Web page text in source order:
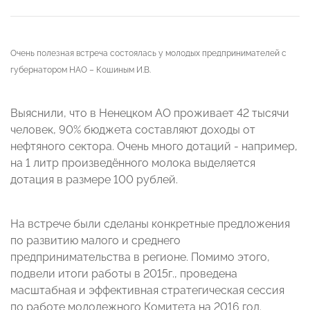
Очень полезная встреча состоялась у молодых предпринимателей с
губернатором НАО – Кошиным И.В.
Выяснили, что в Ненецком АО проживает 42 тысячи
человек, 90% бюджета составляют доходы от
нефтяного сектора. Очень много дотаций - например,
на 1 литр произведённого молока выделяется
дотация в размере 100 рублей.
На встрече были сделаны конкретные предложения
по развитию малого и среднего
предпринимательства в регионе. Помимо этого,
подвели итоги работы в 2015г., проведена
масштабная и эффективная стратегическая сессия
по работе молодежного Комитета на 2016 год.